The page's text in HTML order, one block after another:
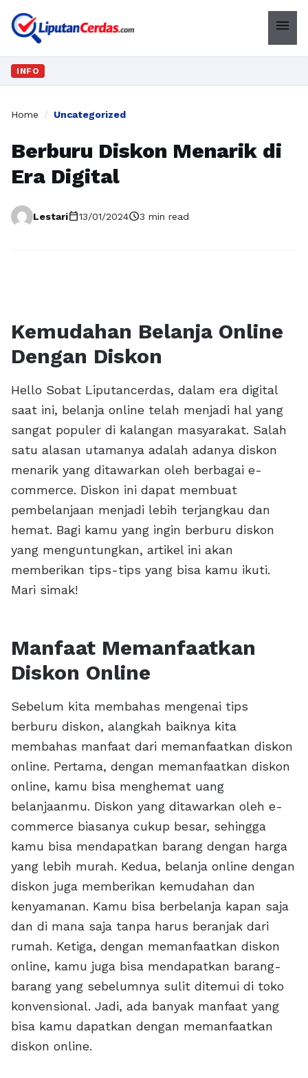
menu
INFO
Home / Uncategorized
Berburu Diskon Menarik di
Era Digital
Lestaricalendar_today13/01/2024schedule3 min read
Kemudahan Belanja Online
Dengan Diskon
Hello Sobat Liputancerdas, dalam era digital
saat ini, belanja online telah menjadi hal yang
sangat populer di kalangan masyarakat. Salah
satu alasan utamanya adalah adanya diskon
menarik yang ditawarkan oleh berbagai e-
commerce. Diskon ini dapat membuat
pembelanjaan menjadi lebih terjangkau dan
hemat. Bagi kamu yang ingin berburu diskon
yang menguntungkan, artikel ini akan
memberikan tips-tips yang bisa kamu ikuti.
Mari simak!
Manfaat Memanfaatkan
Diskon Online
Sebelum kita membahas mengenai tips
berburu diskon, alangkah baiknya kita
membahas manfaat dari memanfaatkan diskon
online. Pertama, dengan memanfaatkan diskon
online, kamu bisa menghemat uang
belanjaanmu. Diskon yang ditawarkan oleh e-
commerce biasanya cukup besar, sehingga
kamu bisa mendapatkan barang dengan harga
yang lebih murah. Kedua, belanja online dengan
diskon juga memberikan kemudahan dan
kenyamanan. Kamu bisa berbelanja kapan saja
dan di mana saja tanpa harus beranjak dari
rumah. Ketiga, dengan memanfaatkan diskon
online, kamu juga bisa mendapatkan barang-
barang yang sebelumnya sulit ditemui di toko
konvensional. Jadi, ada banyak manfaat yang
bisa kamu dapatkan dengan memanfaatkan
diskon online.